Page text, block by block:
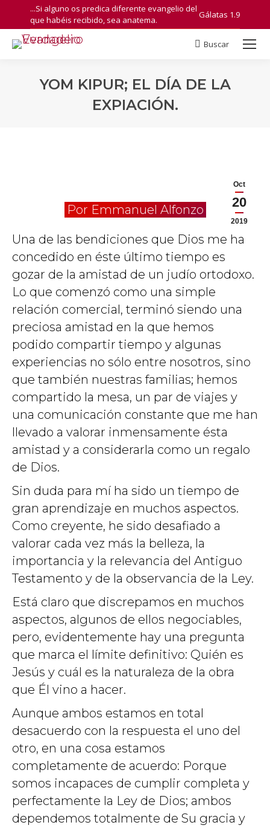
...Si alguno os predica diferente evangelio del
que habéis recibido, sea anatema.
Gálatas 1.9
Search:
Buscar
YOM KIPUR; EL DÍA DE LA
EXPIACIÓN.
Oct
20
2019
Por Emmanuel Alfonzo
Una de las bendiciones que Dios me ha
concedido en éste último tiempo es
gozar de la amistad de un judío ortodoxo.
Lo que comenzó como una simple
relación comercial, terminó siendo una
preciosa amistad en la que hemos
podido compartir tiempo y algunas
experiencias no sólo entre nosotros, sino
que también nuestras familias; hemos
compartido la mesa, un par de viajes y
una comunicación constante que me han
llevado a valorar inmensamente ésta
amistad y a considerarla como un regalo
de Dios.
Sin duda para mí ha sido un tiempo de
gran aprendizaje en muchos aspectos.
Como creyente, he sido desafiado a
valorar cada vez más la belleza, la
importancia y la relevancia del Antiguo
Testamento y de la observancia de la Ley.
Está claro que discrepamos en muchos
aspectos, algunos de ellos negociables,
pero, evidentemente hay una pregunta
que marca el límite definitivo: Quién es
Jesús y cuál es la naturaleza de la obra
que Él vino a hacer.
Aunque ambos estamos en total
desacuerdo con la respuesta el uno del
otro, en una cosa estamos
completamente de acuerdo: Porque
somos incapaces de cumplir completa y
perfectamente la Ley de Dios; ambos
dependemos totalmente de Su gracia y